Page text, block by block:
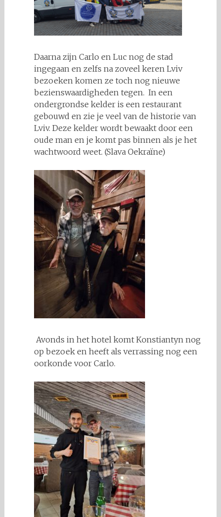
Daarna zijn Carlo en Luc nog de stad
ingegaan en zelfs na zoveel keren Lviv
bezoeken komen ze toch nog nieuwe
bezienswaardigheden tegen. In een
ondergrondse kelder is een restaurant
gebouwd en zie je veel van de historie van
Lviv. Deze kelder wordt bewaakt door een
oude man en je komt pas binnen als je het
wachtwoord weet. (Slava Oekraïne)
Avonds in het hotel komt Konstiantyn nog
op bezoek en heeft als verrassing nog een
oorkonde voor Carlo.